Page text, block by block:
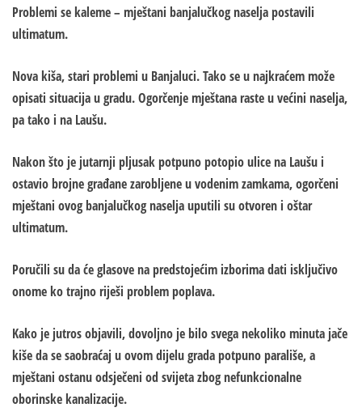
Problemi se kaleme – mještani banjalučkog naselja postavili
ultimatum.
Nova kiša, stari problemi u Banjaluci. Tako se u najkraćem može
opisati situacija u gradu. Ogorčenje mještana raste u većini naselja,
pa tako i na Laušu.
Nakon što je jutarnji pljusak potpuno potopio ulice na Laušu i
ostavio brojne građane zarobljene u vodenim zamkama, ogorčeni
mještani ovog banjalučkog naselja uputili su otvoren i oštar
ultimatum.
Poručili su da će glasove na predstojećim izborima dati isključivo
onome ko trajno riješi problem poplava.
Kako je jutros objavili, dovoljno je bilo svega nekoliko minuta jače
kiše da se saobraćaj u ovom dijelu grada potpuno parališe, a
mještani ostanu odsječeni od svijeta zbog nefunkcionalne
oborinske kanalizacije.